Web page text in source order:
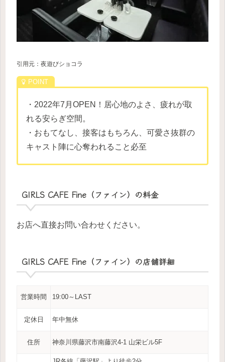
引用元：夜遊びショコラ
・2022年7月OPEN！居心地のよさ、疲れが取
れる安らぎ空間。
・おもてなし、接客はもちろん、可愛さ抜群の
キャスト陣に心奪われること必至
GIRLS CAFE Fine（ファイン）の料金
お店へ直接お問い合わせください。
GIRLS CAFE Fine（ファイン）の店舗詳細
営業時間 19:00～LAST
定休日 年中無休
住所 神奈川県藤沢市南藤沢4-1 山栄ビル5F